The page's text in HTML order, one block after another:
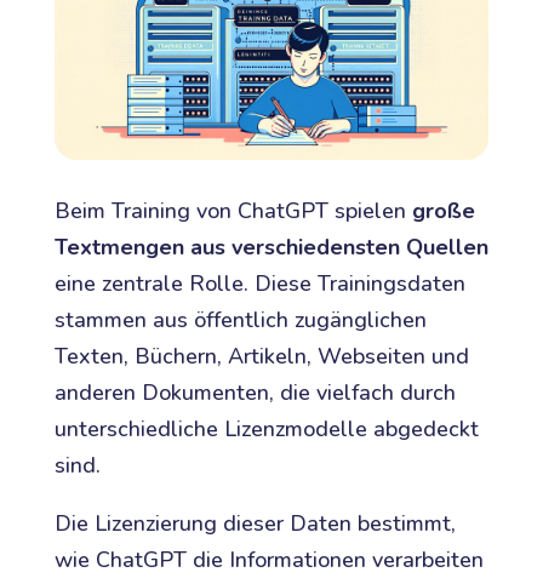
Beim Training von ChatGPT spielen große
Textmengen aus verschiedensten Quellen
eine zentrale Rolle. Diese Trainingsdaten
stammen aus öffentlich zugänglichen
Texten, Büchern, Artikeln, Webseiten und
anderen Dokumenten, die vielfach durch
unterschiedliche Lizenzmodelle abgedeckt
sind.
Die Lizenzierung dieser Daten bestimmt,
wie ChatGPT die Informationen verarbeiten